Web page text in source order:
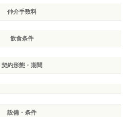
仲介手数料
飲食条件
契約形態・期間
設備・条件